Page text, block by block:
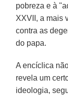
pobreza e à
XXVII, a mais
contra as
do papa.
A encíclica
revela um
ideologia,